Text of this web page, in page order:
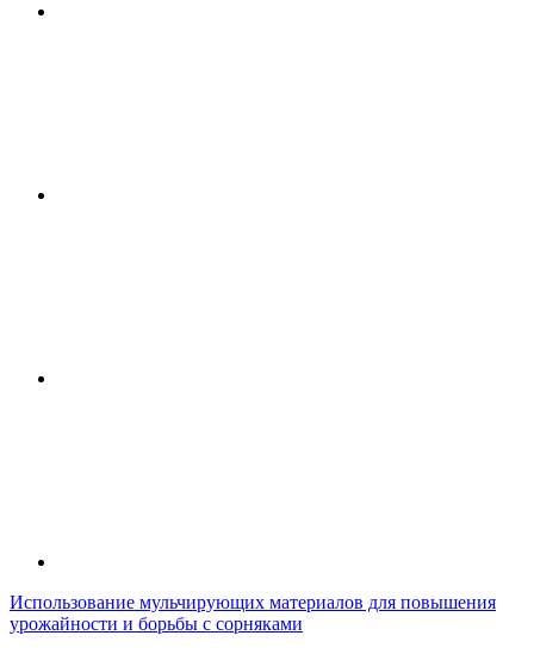
Использование мульчирующих материалов для повышения
урожайности и борьбы с сорняками